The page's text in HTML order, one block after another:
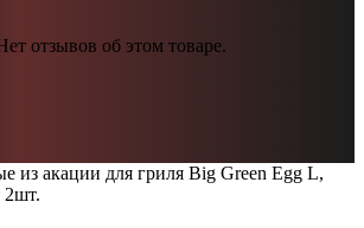
отзывов об этом товаре.
из акации для гриля Big Green Egg L,
2шт.